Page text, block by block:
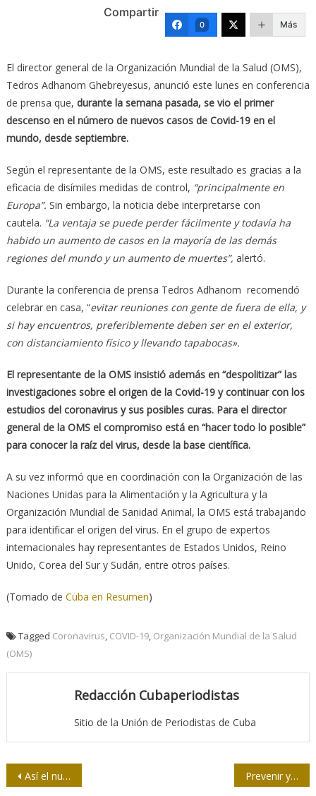
Compartir
0 Más
El director general de la Organización Mundial de la Salud (OMS),
Tedros Adhanom Ghebreyesus, anunció este lunes en conferencia
de prensa que, durante la semana pasada, se vio el primer
descenso en el número de nuevos casos de Covid-19 en el
mundo, desde septiembre.
Según el representante de la OMS, este resultado es gracias a la
eficacia de disímiles medidas de control, “principalmente en
Europa”. Sin embargo, la noticia debe interpretarse con
cautela. “La ventaja se puede perder fácilmente y todavía ha
habido un aumento de casos en la mayoría de las demás
regiones del mundo y un aumento de muertes”, alertó.
Durante la conferencia de prensa Tedros Adhanom recomendó
celebrar en casa, “evitar reuniones con gente de fuera de ella, y
si hay encuentros, preferiblemente deben ser en el exterior,
con distanciamiento físico y llevando tapabocas».
El representante de la OMS insistió además en “despolitizar” las
investigaciones sobre el origen de la Covid-19 y continuar con los
estudios del coronavirus y sus posibles curas. Para el director
general de la OMS el compromiso está en “hacer todo lo posible”
para conocer la raíz del virus, desde la base científica.
A su vez informó que en coordinación con la Organización de las
Naciones Unidas para la Alimentación y la Agricultura y la
Organización Mundial de Sanidad Animal, la OMS está trabajando
para identificar el origen del virus. En el grupo de expertos
internacionales hay representantes de Estados Unidos, Reino
Unido, Corea del Sur y Sudán, entre otros países.
(Tomado de Cuba en Resumen)
Tagged Coronavirus COVID-19, Organización Mundial de la Salud
(OMS)
Redacción Cubaperiodistas
Sitio de la Unión de Periodistas de Cuba
Navegación
Así el nuevo coronavirus llega al cerebro Prevenir y tratar, claves del manejo de la pandemia en Cuba